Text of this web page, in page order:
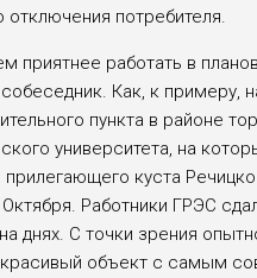
отключения потребителя.
приятнее работать в
Как, к примеру,
пункта в районе
университета, на
куста
Работники ГРЭС
днях. С точки зрения
красивый объект с самым